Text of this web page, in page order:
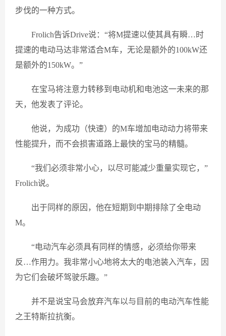
步伐的一种方式。
Frolich告诉Drive说：“将M提速以使其具有瞬…时
提速的电动马达非常适合M车，无论是额外的100kW还
是额外的150kW。”
在宝马将注意力转移到电动机和电池这一未来的那
天，他发表了评论。
他说，为成功（快速）的M车增加电动动力将带来
性能提升，而不会损害道路上最快的宝马的精髓。
“我们必须非常小心，以尽可能减少重量实现它，”
Frolich说。
出于同样的原因，他在短期到中期排除了全电动
M。
“电动汽车必须具有同样的情感，必须给你带来
反…作用力。我非常小心地将太大的电池装入汽车，因
为它们会破坏驾驶乐趣。”
并不是说宝马会放弃汽车以与目前的电动汽车性能
之王特斯拉抗衡。